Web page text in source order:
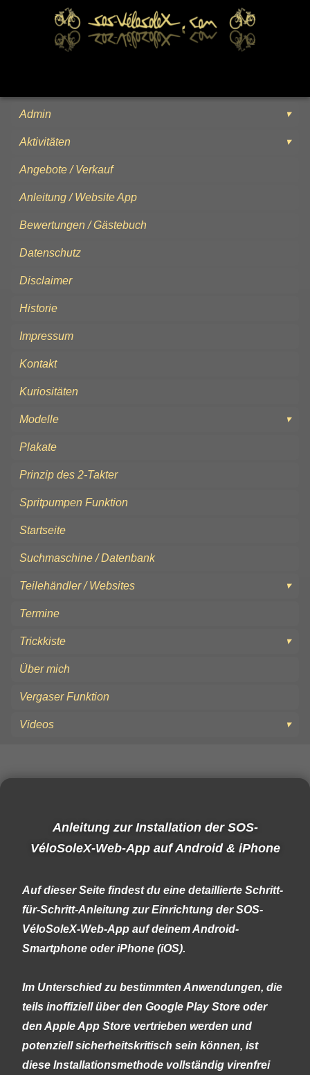
Admin
Aktivitäten
Angebote / Verkauf
Anleitung / Website App
Bewertungen / Gästebuch
Datenschutz
Disclaimer
Historie
Impressum
Kontakt
Kuriositäten
Modelle
Plakate
Prinzip des 2-Takter
Spritpumpen Funktion
Startseite
Suchmaschine / Datenbank
Teilehändler / Websites
Termine
Trickkiste
Über mich
Vergaser Funktion
Videos
Anleitung zur Installation der SOS-
VéloSoleX-Web-App auf Android & iPhone
Auf dieser Seite findest du eine detaillierte Schritt-
für-Schritt-Anleitung zur Einrichtung der SOS-
VéloSoleX-Web-App auf deinem Android-
Smartphone oder iPhone (iOS).
Im Unterschied zu bestimmten Anwendungen, die
teils inoffiziell über den Google Play Store oder
den Apple App Store vertrieben werden und
potenziell sicherheitskritisch sein können, ist
diese Installationsmethode vollständig virenfrei